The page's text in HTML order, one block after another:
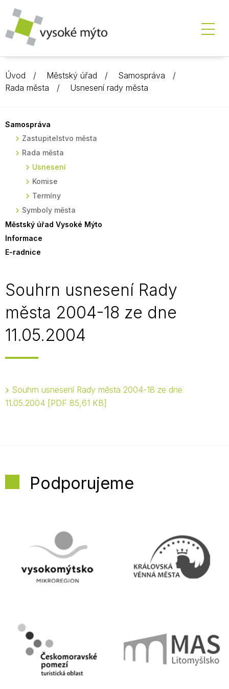
Úvod Městský úřad
Samospráva
Rada města
Usnesení rady města
Samospráva
Zastupitelstvo města
Rada města
Usnesení
Komise
Termíny
Symboly města
Městský úřad Vysoké Mýto
Informace
E-radnice
Souhrn usnesení Rady
města 2004-18 ze dne
11.05.2004
Souhrn usnesení Rady města 2004-18 ze dne
11.05.2004 PDF 85,61 KB
Podporujeme